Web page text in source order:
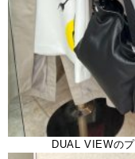
DUAL VIEWの